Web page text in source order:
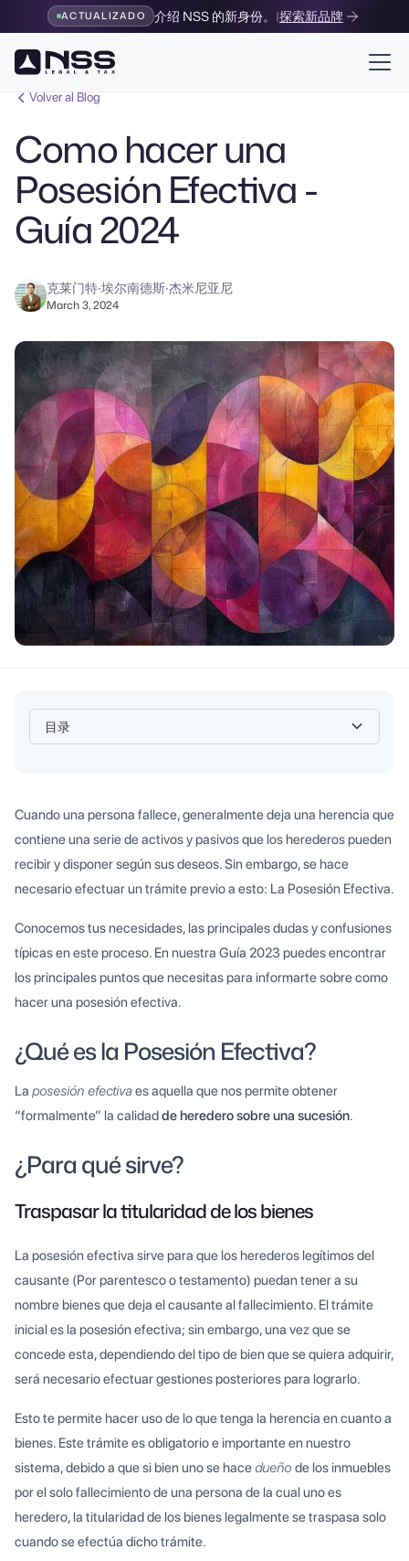
ACTUALIZADO 介绍 NSS 的新身份。 |探索新品牌
Volver al Blog
Como hacer una
Posesión Efectiva -
Guía 2024
克莱门特·埃尔南德斯·杰米尼亚尼
March 3, 2024
目录
Cuando una persona fallece, generalmente deja una herencia que
contiene una serie de activos y pasivos que los herederos pueden
recibir y disponer según sus deseos. Sin embargo, se hace
necesario efectuar un trámite previo a esto: La Posesión Efectiva.
Conocemos tus necesidades, las principales dudas y confusiones
típicas en este proceso. En nuestra Guía 2023 puedes encontrar
los principales puntos que necesitas para informarte sobre como
hacer una posesión efectiva.
¿Qué es la Posesión Efectiva?
La posesión efectivaes aquella que nos permite obtener
“formalmente” la calidadde heredero sobre una sucesión.
¿Para qué sirve?
Traspasar la titularidad de los bienes
La posesión efectiva sirve para que los herederos legítimos del
causante (Por parentesco o testamento) puedan tener a su
nombre bienes que deja el causante al fallecimiento. El trámite
inicial es la posesión efectiva; sin embargo, una vez que se
concede esta, dependiendo del tipo de bien que se quiera adquirir,
será necesario efectuar gestiones posteriores para lograrlo.
Esto te permite hacer uso de lo que tenga la herencia en cuanto a
bienes. Este trámite es obligatorio e importante en nuestro
sistema, debido a que si bien uno se hace dueño de los inmuebles
por el solo fallecimiento de una persona de la cual uno es
heredero, la titularidad de los bienes legalmente se traspasa solo
cuando se efectúa dicho trámite.